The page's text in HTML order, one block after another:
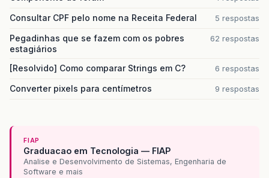
Consultar CPF pelo nome na Receita Federal 5 respostas
Pegadinhas que se fazem com os pobres
estagiários
62 respostas
[Resolvido] Como comparar Strings em C? 6 respostas
Converter pixels para centímetros 9 respostas
FIAP
Graduacao em Tecnologia — FIAP
Analise e Desenvolvimento de Sistemas, Engenharia de
Software e mais